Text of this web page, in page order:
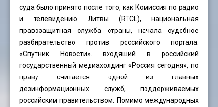
суда было принято после того, как Комиссия по радио
и телевидению Литвы (RTCL), национальная
правозащитная служба страны, начала судебное
разбирательство против российского портала.
«Спутник Новости», входящий в российский
государственный медиахолдинг «Россия сегодня», по
праву считается одной из главных
дезинформационных служб, поддерживаемых
российским правительством. Помимо международных